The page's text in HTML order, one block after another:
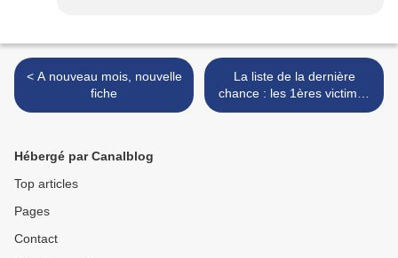
< A nouveau mois, nouvelle
fiche
La liste de la dernière
chance : les 1ères victimes
de leur succès >
Hébergé par Canalblog
Top articles
Pages
Contact